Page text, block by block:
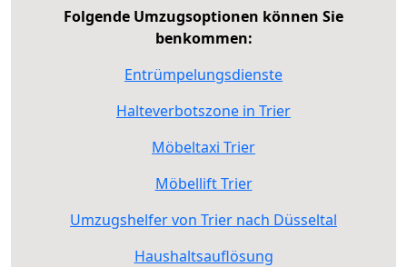
Folgende Umzugsoptionen können Sie
benkommen:
Entrümpelungsdienste
Halteverbotszone in Trier
Möbeltaxi Trier
Möbellift Trier
Umzugshelfer von Trier nach Düsseltal
Haushaltsauflösung